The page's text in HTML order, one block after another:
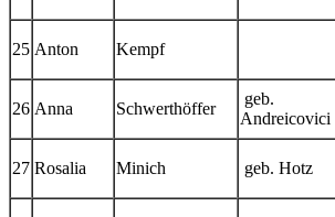
25 Anton Kempf
26 Anna Schwerthöffer
geb.
Andreicovici
27 Rosalia Minich geb. Hotz